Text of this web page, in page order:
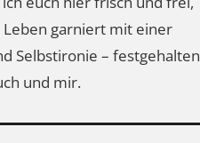
Leben garniert mit einer
Selbstironie – festgehalten
und mir.